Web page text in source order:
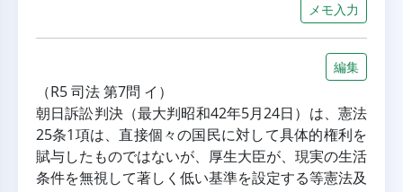
メモ入力
編集
（R5 司法 第7問 イ）
朝日訴訟判決（最大判昭和42年5月24日）は、憲法
25条1項は、直接個々の国民に対して具体的権利を
賦与したものではないが、厚生大臣が、現実の生活
条件を無視して著しく低い基準を設定する等憲法及